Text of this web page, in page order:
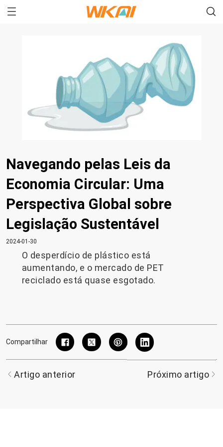
Navegando pelas Leis da
Economia Circular: Uma
Perspectiva Global sobre
Legislação Sustentável
2024-01-30
O desperdício de plástico está
aumentando, e o mercado de PET
reciclado está quase esgotado.
Compartilhar
Artigo anterior Próximo artigo